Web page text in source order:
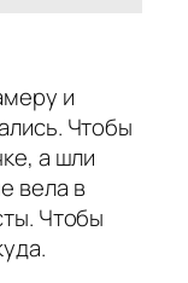
и
Чтобы
а шли
вела в
Чтобы